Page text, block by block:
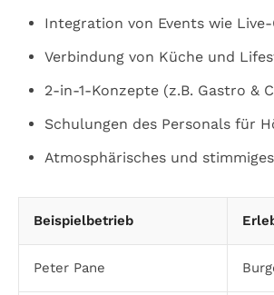
Integration von Events wie
Verbindung von Küche und
2-in-1-Konzepte (z.B. Gastro &
Schulungen des Personals für
Atmosphärisches und
Beispielbetrieb
Peter Pane